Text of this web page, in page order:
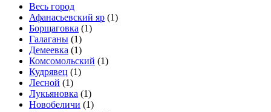
Весь город
Афанасьевский яр (1)
Борщаговка (1)
Галаганы (1)
Демеевка (1)
Комсомольский (1)
Кудрявец (1)
Лесной (1)
Лукьяновка (1)
Новобеличи (1)